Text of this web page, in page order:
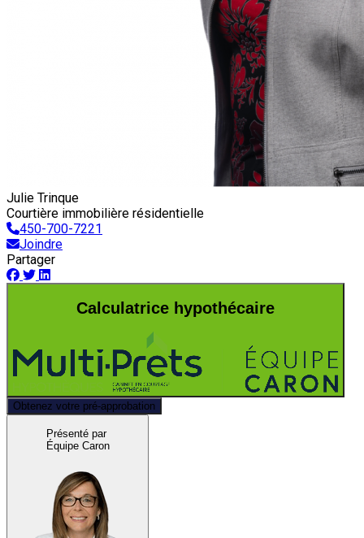
Julie Trinque
Courtière immobilière résidentielle
450-700-7221
Joindre
Partager
Calculatrice hypothécaire
Obtenez votre pré-approbation
Présenté par
Équipe Caron